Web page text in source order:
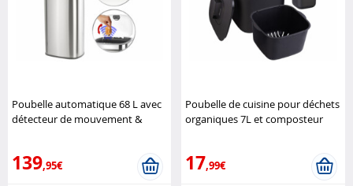
Poubelle automatique 68 L avec
détecteur de mouvement &
139,95€
Poubelle de cuisine pour déchets
organiques 7L et composteur
17,99€